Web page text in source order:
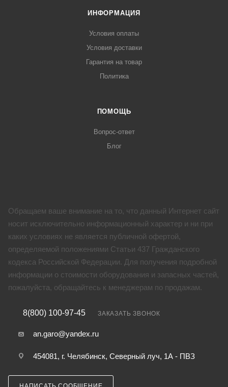
ИНФОРМАЦИЯ
Условия оплаты
Условия доставки
Гарантия на товар
Политика
ПОМОЩЬ
Вопрос-ответ
Блог
Обращаем ваше внимание на то, что данный Интернет сайт
носит исключительно информационный характер и ни при
каких условиях не является публичной офертой,
определяемой положениями Статьи 437 Гражданского
кодекса Российской Федерации. Для получения подробной
информации о стоимости оборудования и запасных частей,
пожалуйста, обращайтесь к менеджерам по продажам.
8(800) 100-97-45 ЗАКАЗАТЬ ЗВОНОК
an.garo@yandex.ru
454081, г. Челябинск, Северный луч, 1А - ПВЗ